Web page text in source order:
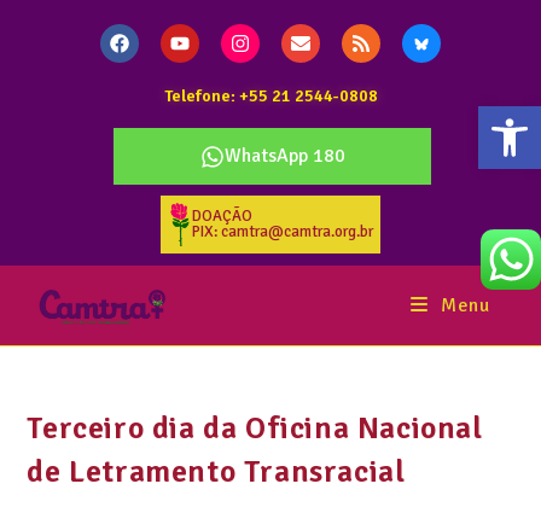
Telefone: +55 21 2544-0808
WhatsApp 180
DOAÇÃO
PIX: camtra@camtra.org.br
Menu
Terceiro dia da Oficina Nacional
de Letramento Transracial